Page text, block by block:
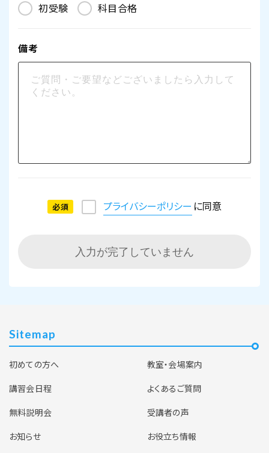
初受験
科目合格
備考
必須 プライバシーポリシー に同意
入力が完了していません
Sitemap
初めての方へ
教室・会場案内
講習会日程
よくあるご質問
無料説明会
受講者の声
お知らせ
お役立ち情報